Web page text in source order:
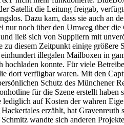
Satellit die Leitung freigab,
Dazu kam, dass sie auch an
nur noch über den Umweg über
ließ sich von Suppliern mit
diesem Zeitpunkt einige größere
illegalen Mailboxen in
hochladen konnte. Für viele
dort verfügbar waren. Mit den
Schutz des Münchener
für die Szene erstellt haben
auf Kosten der wahren
erzählt, hat Gravenreuth
wandte sich anderen